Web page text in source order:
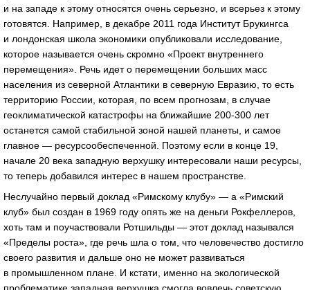
и на западе к этому относятся очень серьезно, и всерьез к этому
готовятся. Например, в декабре 2011 года Институт Брукингса
и лондонская школа экономики опубликовали исследование,
которое называется очень скромно «Проект внутреннего
перемещения». Речь идет о перемещении больших масс
населения из северной Атлантики в северную Евразию, то есть
территорию России, которая, по всем прогнозам, в случае
геоклиматической катастрофы на ближайшие 200-300 лет
останется самой стабильной зоной нашей планеты, и самое
главное — ресурсообеспеченной. Поэтому если в конце 19,
начале 20 века западную верхушку интересовали наши ресурсы,
то теперь добавился интерес в нашем пространстве.
Неслучайно первый доклад «Римскому клубу» — а «Римский
клуб» был создан в 1969 году опять же на деньги Рокфеллеров,
хоть там и поучаствовали Ротшильды — этот доклад назывался
«Пределы роста», где речь шла о том, что человечество достигло
своего развития и дальше оно не может развиваться
в промышленном плане. И кстати, именно на экологической